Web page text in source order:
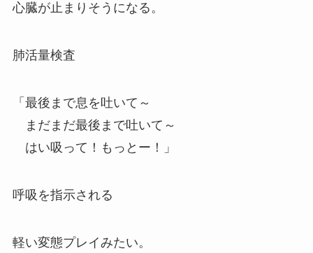
心臓が止まりそうになる。
肺活量検査
「最後まで息を吐いて～
まだまだ最後まで吐いて～
はい吸って！もっとー！」
呼吸を指示される
軽い変態プレイみたい。